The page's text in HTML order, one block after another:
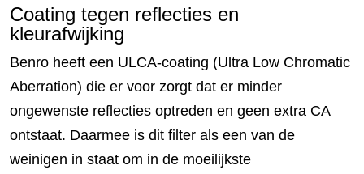
Coating tegen reflecties en
kleurafwijking
Benro heeft een ULCA-coating (Ultra Low Chromatic
Aberration) die er voor zorgt dat er minder
ongewenste reflecties optreden en geen extra CA
ontstaat. Daarmee is dit filter als een van de
weinigen in staat om in de moeilijkste